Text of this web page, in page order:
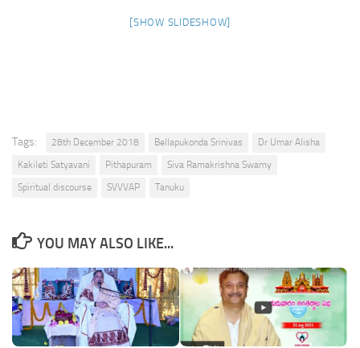
[SHOW SLIDESHOW]
Tags: 28th December 2018 Bellapukonda Srinivas
Dr Umar Alisha
Kakileti Satyavani
Pithapuram
Siva Ramakrishna Swamy
Spiritual discourse
SVVVAP Tanuku
YOU MAY ALSO LIKE...